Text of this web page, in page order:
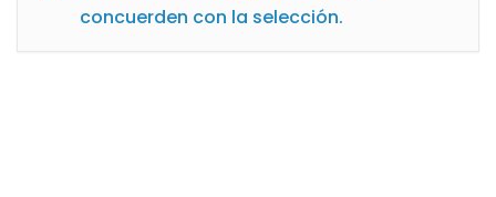
concuerden con la selección.